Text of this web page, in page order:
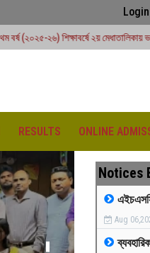
Login
২য় মেধাতালিকায় ভর্তি কার্যক্রম শুরু
RESULTS ONLINE
ক্রীড়া
Notices
Aug